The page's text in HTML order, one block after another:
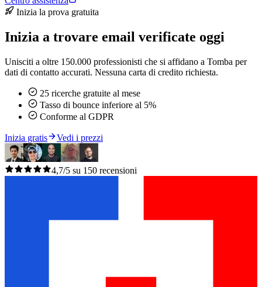
Inizia la prova gratuita
Inizia a trovare email verificate oggi
Unisciti a oltre 150.000 professionisti che si affidano a Tomba per
dati di contatto accurati. Nessuna carta di credito richiesta.
25 ricerche gratuite al mese
Tasso di bounce inferiore al 5%
Conforme al GDPR
Inizia gratis Vedi i prezzi
4,7/5 su 150 recensioni